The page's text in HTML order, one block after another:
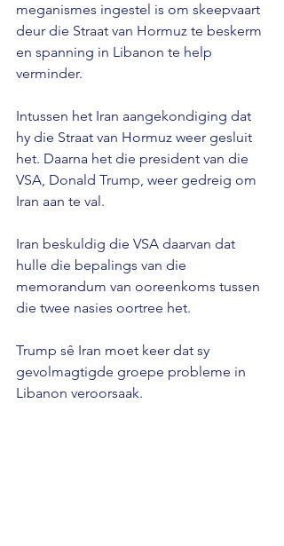
meganismes ingestel is om skeepvaart
deur die Straat van Hormuz te beskerm
en spanning in Libanon te help
verminder.
Intussen het Iran aangekondiging dat
hy die Straat van Hormuz weer gesluit
het. Daarna het die president van die
VSA, Donald Trump, weer gedreig om
Iran aan te val.
Iran beskuldig die VSA daarvan dat
hulle die bepalings van die
memorandum van ooreenkoms tussen
die twee nasies oortree het.
Trump sê Iran moet keer dat sy
gevolmagtigde groepe probleme in
Libanon veroorsaak.